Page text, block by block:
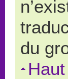
du
Haut